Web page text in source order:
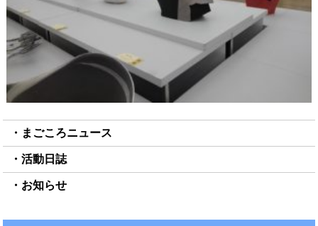
まごころニュース
活動日誌
お知らせ